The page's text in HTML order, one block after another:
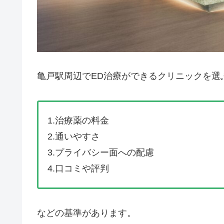
亀戸駅周辺でED治療ができるクリニックを選
1.治療薬の料金
2.通いやすさ
3.プライバシー面への配慮
4.口コミや評判
などの基準があります。